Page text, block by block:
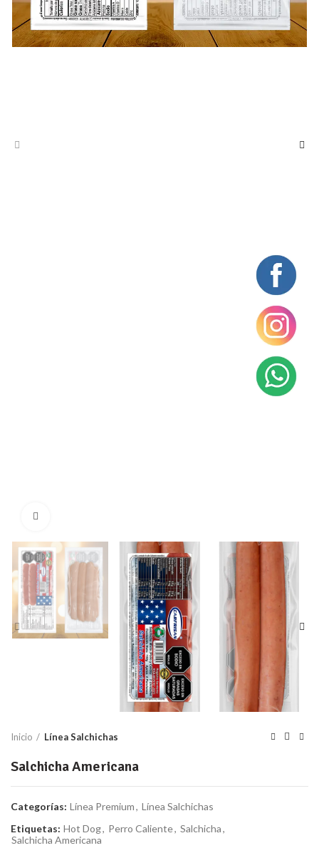
Inicio Línea Salchichas
Salchicha Americana
Categorías: Línea Premium, Línea Salchichas
Etiquetas: Hot Dog, Perro Caliente, Salchicha,
Salchicha Americana